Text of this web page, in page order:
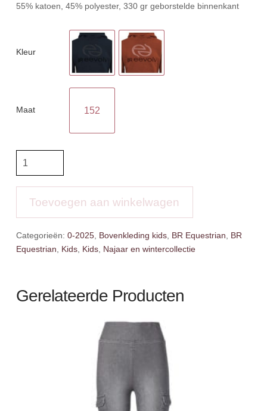
55% katoen, 45% polyester, 330 gr geborstelde binnenkant
Kleur
Maat 152
FilipToevoegen aan winkelwagen
Categorieën: 0-2025, Bovenkleding kids, BR Equestrian
BR
Equestrian
Kids, Kids, Najaar en wintercollectie
Gerelateerde Producten